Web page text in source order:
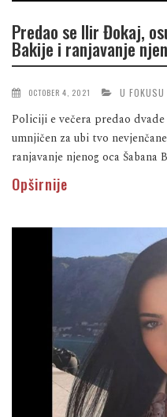
Predao se Ilir Đokaj,
Bakije i ranjavanje
OCTOBER 4, 2021 U FOKUSU
Policiji e večera predao
umnjičen za ubi tvo
ranjavanje njenog oca Šabana
Opširnije